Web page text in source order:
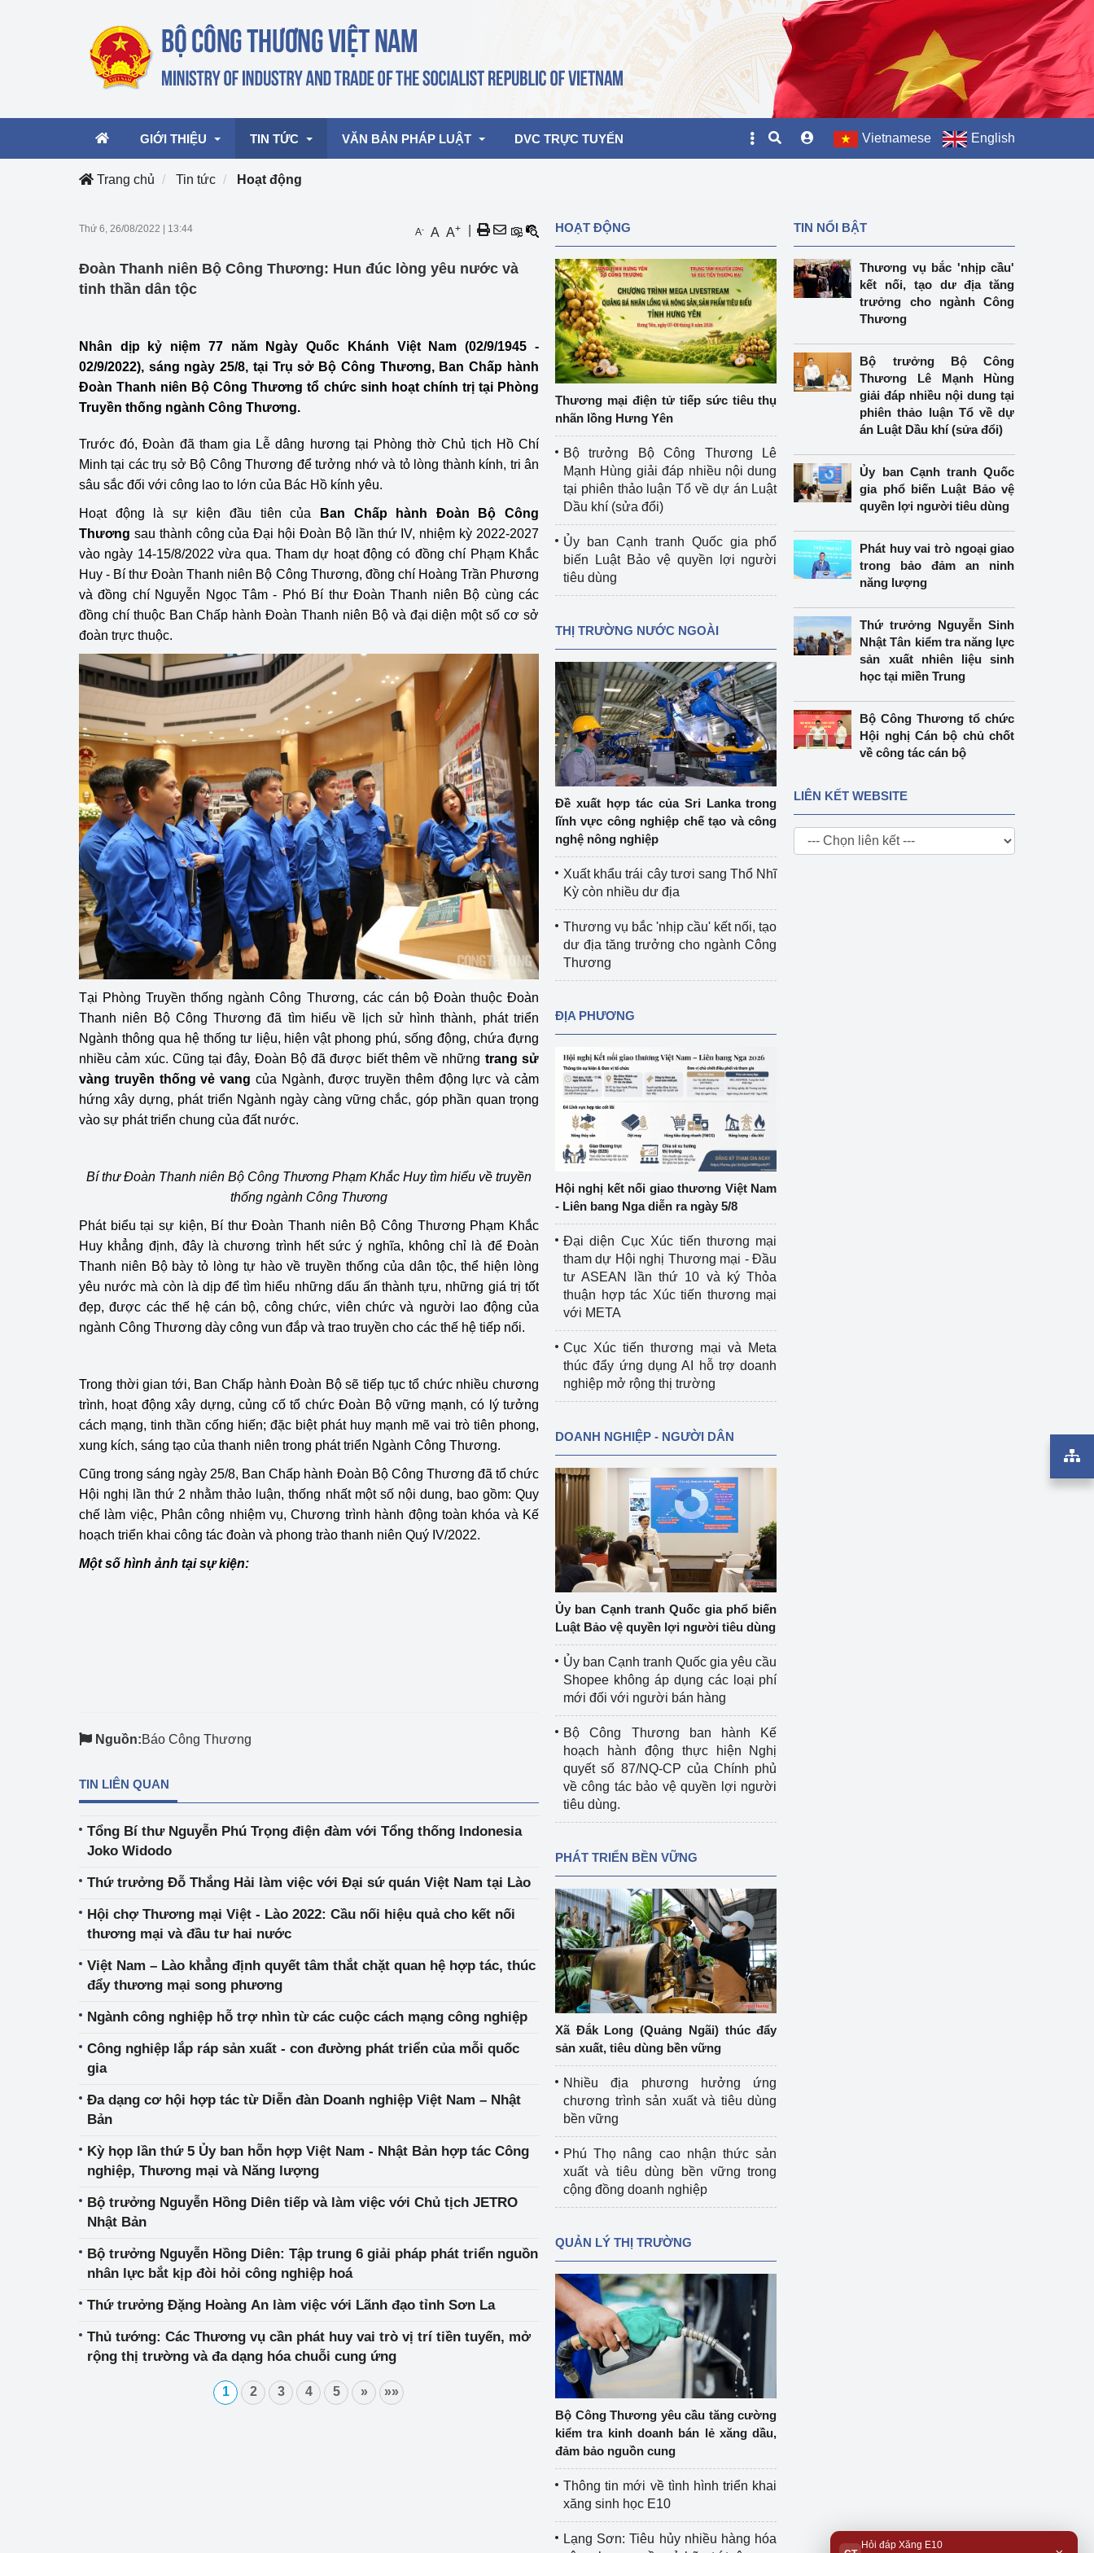
GIỚI THIỆU
Cơ cấu tổ chức
TIN TỨC
Hoạt động của Lãnh đạo Bộ
mại, Dịch vụ Việt Nam 2026
Hoạt động của Bộ trưởng
Công Thương - Công luận
Họp báo
Điểm báo
Chuyển đổi số
Lịch sử phát triển
Bản tin Thị trường Nông Lâm Thủy sản
Phát triển nguồn nhân lực
Phát triển bền vững
Tổ chức kiểm định
Tổ chức kiểm định kỹ thuật an toàn lao
động thuộc thẩm quyền quản lý của
Bộ Công Thương
Tổ chức được cấp GCN đăng ký, hoạt
động kiểm định thiết bị, dụng cụ điện
làm việc ở môi trường không có nguy
hiểm khí, bụi nổ
Cơ sở sản xuất, sửa chữa chai chứa
LPG
Tổ chức huấn luyện, bồi dưỡng
nghiệp vụ kiểm định kỹ thuật an toàn
lao động
Văn hóa ngành Công Thương
Tái cơ cấu ngành Công Thương
Quản lý thị trường
Sử dụng năng lượng tiết kiệm và
hiệu quả
Hiệu quả năng lượng
Khoa học, công nghệ và đổi mới sáng
tạo
Thông báo
Bảo vệ môi trường Video bảo vệ môi trường
Album ảnh bảo vệ môi trường
Văn bản về môi trường
Đọc báo giúp bạn
Bảo vệ nền tảng tư tưởng của Đảng
Doanh nghiệp - Người dân
Xúc tiến thương mại Khu vực miền Bắc
Khu vực miền Trung
Khu vực miền Nam
Thị trường nước ngoàiHiệp định EVFTA
Thị trường châu Á – châu Phi
Thị trường châu Âu – châu Mỹ
Thị trường trong nước
Ngành Công Thương đưa nghị quyết
Đại hội XIV của Đảng vào cuộc sống
Phát triển công nghiệp
Sản xuất công nghiệp
VĂN BẢN PHÁP LUẬT DVC TRỰC TUYẾN Vietnamese English
Trang chủ Tin tức Hoạt động
Thứ 6, 26/08/2022 13:44 A- A A+
Đoàn Thanh niên Bộ Công Thương: Hun đúc lòng yêu nước và
tinh thần dân tộc
Nhân dịp kỷ niệm 77 năm Ngày Quốc Khánh Việt Nam (02/9/1945 -
02/9/2022), sáng ngày 25/8, tại Trụ sở Bộ Công Thương, Ban Chấp hành
Đoàn Thanh niên Bộ Công Thương tổ chức sinh hoạt chính trị tại Phòng
Truyền thống ngành Công Thương.
Trước đó, Đoàn đã tham gia Lễ dâng hương tại Phòng thờ Chủ tịch Hồ Chí
Minh tại các trụ sở Bộ Công Thương để tưởng nhớ và tỏ lòng thành kính, tri ân
sâu sắc đối với công lao to lớn của Bác Hồ kính yêu.
Hoạt động là sự kiện đầu tiên của
Ban Chấp hành Đoàn Bộ Công
Thương sau thành công của Đại hội Đoàn Bộ lần thứ IV, nhiệm kỳ 2022-2027
vào ngày 14-15/8/2022 vừa qua. Tham dự hoạt động có đồng chí Phạm Khắc
Huy - Bí thưĐoàn Thanh niên Bộ Công Thương, đồng chí Hoàng Trần Phương
và đồng chí Nguyễn Ngọc Tâm - Phó Bí thư Đoàn Thanh niên Bộ cùng các
đồng chí thuộc Ban Chấp hành Đoàn Thanh niên Bộ và đại diện một số cơ sở
đoàn trực thuộc.
Tại Phòng Truyền thống ngành Công Thương, các cán bộ Đoàn thuộc Đoàn
Thanh niên Bộ Công Thương đã tìm hiểu về lịch sử hình thành, phát triển
Ngành thông qua hệ thống tư liệu, hiện vật phong phú, sống động, chứa đựng
nhiều cảm xúc. Cũng tại đây, Đoàn Bộ đã được biết thêm về những trang sử
vàng truyền thống vẻ vang của Ngành, được truyền thêm động lực và cảm
hứng xây dựng, phát triển Ngành ngày càng vững chắc, góp phần quan trọng
vào sự phát triển chung của đất nước.
Bí thư Đoàn Thanh niên Bộ Công Thương Phạm Khắc Huy tìm hiểu về truyền
thống ngành Công Thương
Phát biểu tại sự kiện, Bí thư Đoàn Thanh niên Bộ Công Thương Phạm Khắc
Huy khẳng định, đây là chương trình hết sức ý nghĩa, không chỉ là để Đoàn
Thanh niên Bộ bày tỏ lòng tự hào về truyền thống của dân tộc, thể hiện lòng
yêu nước mà còn là dịp để tìm hiểu những dấu ấn thành tựu, những giá trị tốt
đẹp, được các thế hệ cán bộ, công chức, viên chức và người lao động của
ngành Công Thương dày công vun đắp và trao truyền cho các thế hệ tiếp nối.
Trong thời gian tới, Ban Chấp hành Đoàn Bộ sẽ tiếp tục tổ chức nhiều chương
trình, hoạt động xây dựng, củng cố tổ chức Đoàn Bộ vững mạnh, có lý tưởng
cách mạng, tinh thần cống hiến; đặc biệt phát huy mạnh mẽ vai trò tiên phong,
xung kích, sáng tạo của thanh niên trong phát triển Ngành Công Thương.
Cũng trong sáng ngày 25/8, Ban Chấp hành Đoàn Bộ Công Thương đã tổ chức
Hội nghị lần thứ 2 nhằm thảo luận, thống nhất một số nội dung, bao gồm: Quy
chế làm việc, Phân công nhiệm vụ, Chương trình hành động toàn khóa và Kế
hoạch triển khai công tác đoàn và phong trào thanh niên Quý IV/2022.
Một số hình ảnh tại sự kiện:
Nguồn:Báo Công Thương
TIN LIÊN QUAN
Tổng Bí thư Nguyễn Phú Trọng điện đàm với Tổng thống Indonesia
Joko Widodo
Thứ trưởng Đỗ Thắng Hải làm việc với Đại sứ quán Việt Nam tại Lào
Hội chợ Thương mại Việt - Lào 2022: Cầu nối hiệu quả cho kết nối
thương mại và đầu tư hai nước
Việt Nam – Lào khẳng định quyết tâm thắt chặt quan hệ hợp tác, thúc
đẩy thương mại song phương
Ngành công nghiệp hỗ trợ nhìn từ các cuộc cách mạng công nghiệp
Công nghiệp lắp ráp sản xuất - con đường phát triển của mỗi quốc
gia
Đa dạng cơ hội hợp tác từ Diễn đàn Doanh nghiệp Việt Nam – Nhật
Bản
Kỳ họp lần thứ 5 Ủy ban hỗn hợp Việt Nam - Nhật Bản hợp tác Công
nghiệp, Thương mại và Năng lượng
Bộ trưởng Nguyễn Hồng Diên tiếp và làm việc với Chủ tịch JETRO
Nhật Bản
Bộ trưởng Nguyễn Hồng Diên: Tập trung 6 giải pháp phát triển nguồn
nhân lực bắt kịp đòi hỏi công nghiệp hoá
Thứ trưởng Đặng Hoàng An làm việc với Lãnh đạo tỉnh Sơn La
Thủ tướng: Các Thương vụ cần phát huy vai trò vị trí tiền tuyến, mở
rộng thị trường và đa dạng hóa chuỗi cung ứng
1 2 3 4 5 » »»
HOẠT ĐỘNG
Thương mại điện tử tiếp sức tiêu thụ
nhãn lồng Hưng Yên
Bộ trưởng Bộ Công Thương Lê
Mạnh Hùng giải đáp nhiều nội dung
tại phiên thảo luận Tổ về dự án Luật
Dầu khí (sửa đổi)
Ủy ban Cạnh tranh Quốc gia phổ
biến Luật Bảo vệ quyền lợi người
tiêu dùng
THỊ TRƯỜNG NƯỚC NGOÀI
Đề xuất hợp tác của Sri Lanka trong
lĩnh vực công nghiệp chế tạo và công
nghệ nông nghiệp
Xuất khẩu trái cây tươi sang Thổ Nhĩ
Kỳ còn nhiều dư địa
Thương vụ bắc 'nhịp cầu' kết nối, tạo
dư địa tăng trưởng cho ngành Công
Thương
ĐỊA PHƯƠNG
Hội nghị kết nối giao thương Việt Nam
- Liên bang Nga diễn ra ngày 5/8
Đại diện Cục Xúc tiến thương mại
tham dự Hội nghị Thương mại - Đầu
tư ASEAN lần thứ 10 và ký Thỏa
thuận hợp tác Xúc tiến thương mại
với META
Cục Xúc tiến thương mại và Meta
thúc đẩy ứng dụng AI hỗ trợ doanh
nghiệp mở rộng thị trường
DOANH NGHIỆP - NGƯỜI DÂN
Ủy ban Cạnh tranh Quốc gia phổ biến
Luật Bảo vệ quyền lợi người tiêu dùng
Ủy ban Cạnh tranh Quốc gia yêu cầu
Shopee không áp dụng các loại phí
mới đối với người bán hàng
Bộ Công Thương ban hành Kế
hoạch hành động thực hiện Nghị
quyết số 87/NQ-CP của Chính phủ
về công tác bảo vệ quyền lợi người
tiêu dùng.
PHÁT TRIỂN BỀN VỮNG
Xã Đắk Long (Quảng Ngãi) thúc đẩy
sản xuất, tiêu dùng bền vững
Nhiều địa phương hưởng ứng
chương trình sản xuất và tiêu dùng
bền vững
Phú Thọ nâng cao nhận thức sản
xuất và tiêu dùng bền vững trong
cộng đồng doanh nghiệp
QUẢN LÝ THỊ TRƯỜNG
Bộ Công Thương yêu cầu tăng cường
kiểm tra kinh doanh bán lẻ xăng dầu,
đảm bảo nguồn cung
Thông tin mới về tình hình triển khai
xăng sinh học E10
Lạng Sơn: Tiêu hủy nhiều hàng hóa
TIN NỔI BẬT
Thương vụ bắc 'nhịp cầu'
kết nối, tạo dư địa tăng
trưởng cho ngành Công
Thương
Bộ trưởng Bộ Công
Thương Lê Mạnh Hùng
giải đáp nhiều nội dung tại
phiên thảo luận Tổ về dự
án Luật Dầu khí (sửa đổi)
Ủy ban Cạnh tranh Quốc
gia phổ biến Luật Bảo vệ
quyền lợi người tiêu dùng
Phát huy vai trò ngoại giao
trong bảo đảm an ninh
năng lượng
Thứ trưởng Nguyễn Sinh
Nhật Tân kiểm tra năng lực
sản xuất nhiên liệu sinh
học tại miền Trung
Bộ Công Thương tổ chức
Hội nghị Cán bộ chủ chốt
về công tác cán bộ
LIÊN KẾT WEBSITE
Hỏi đáp Xăng E10